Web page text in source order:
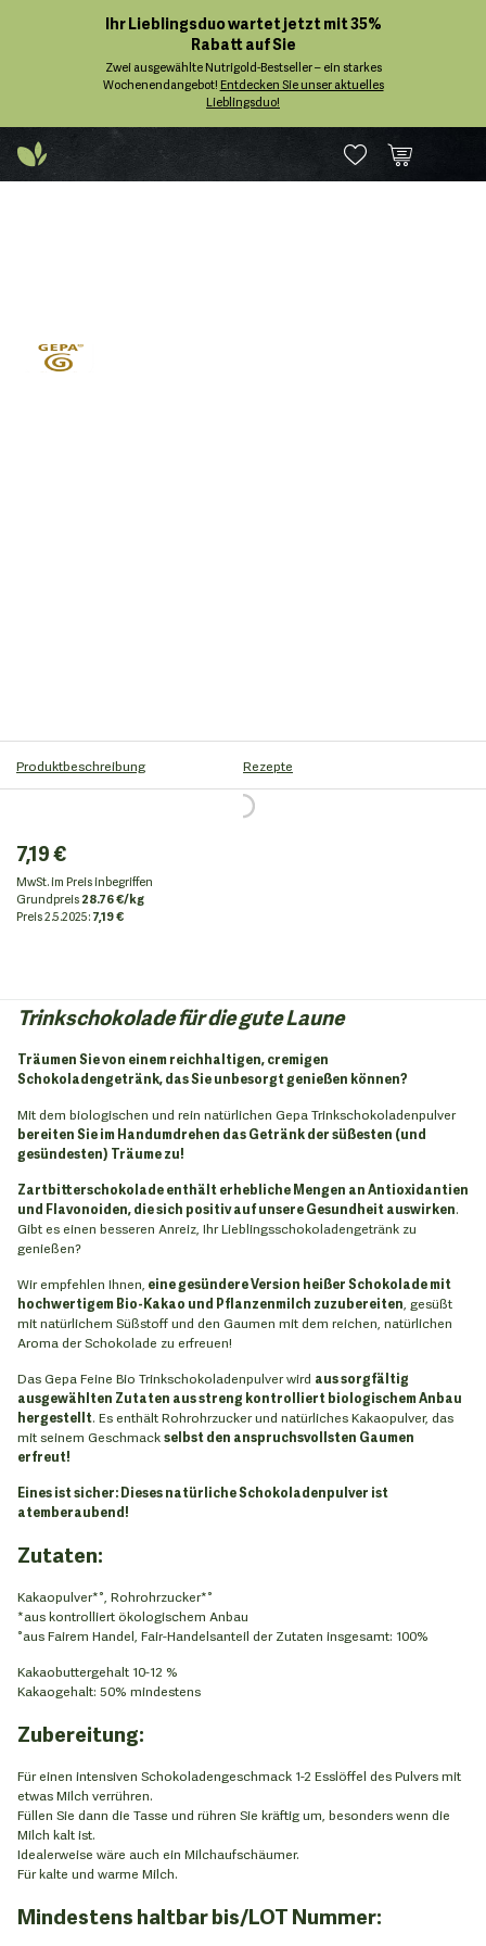
Ihr Lieblingsduo wartet jetzt mit 35%
Rabatt auf Sie
Zwei ausgewählte Nutrigold-Bestseller – ein starkes
Wochenendangebot! Entdecken Sie unser aktuelles
Lieblingsduo!
Produktbeschreibung Rezepte
7,19 €
MwSt. im Preis inbegriffen
Grundpreis28.76 €/kg
Preis2.5.2025:7,19 €
Trinkschokolade für die gute Laune
Träumen Sie von einem reichhaltigen, cremigen
Schokoladengetränk, das Sie unbesorgt genießen können?
Mit dem biologischen und rein natürlichen Gepa Trinkschokoladenpulver
bereiten Sie im Handumdrehen das Getränk der süßesten (und
gesündesten) Träume zu!
Zartbitterschokolade enthält erhebliche Mengen an Antioxidantien
und Flavonoiden, die sich positiv auf unsere Gesundheit auswirken.
Gibt es einen besseren Anreiz, Ihr Lieblingsschokoladengetränk zu
genießen?
Wir empfehlen Ihnen, eine gesündere Version heißer Schokolade mit
hochwertigem Bio-Kakao und Pflanzenmilch zuzubereiten , gesüßt
mit natürlichem Süßstoff und den Gaumen mit dem reichen, natürlichen
Aroma der Schokolade zu erfreuen!
Das Gepa Feine Bio Trinkschokoladenpulver wird aus sorgfältig
ausgewählten Zutaten aus streng kontrolliert biologischem Anbau
hergestellt. Es enthält Rohrohrzucker und natürliches Kakaopulver, das
mit seinem Geschmackselbst den anspruchsvollsten Gaumen
erfreut!
Eines ist sicher: Dieses natürliche Schokoladenpulver ist
atemberaubend!
Zutaten:
Kakaopulver*°, Rohrohrzucker*°
*aus kontrolliert ökologischem Anbau
°aus Fairem Handel, Fair-Handelsanteil der Zutaten insgesamt: 100%
Kakaobuttergehalt 10-12 %
Kakaogehalt: 50% mindestens
Zubereitung:
Für einen intensiven Schokoladengeschmack 1-2 Esslöffel des Pulvers mit
etwas Milch verrühren.
Füllen Sie dann die Tasse und rühren Sie kräftig um, besonders wenn die
Milch kalt ist.
Idealerweise wäre auch ein Milchaufschäumer.
Für kalte und warme Milch.
Mindestens haltbar bis/LOT Nummer: